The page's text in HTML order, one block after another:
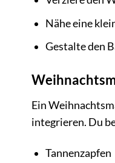
Nähe eine
Gestalte den
Ein
integrieren. Du
Tannenzapfen